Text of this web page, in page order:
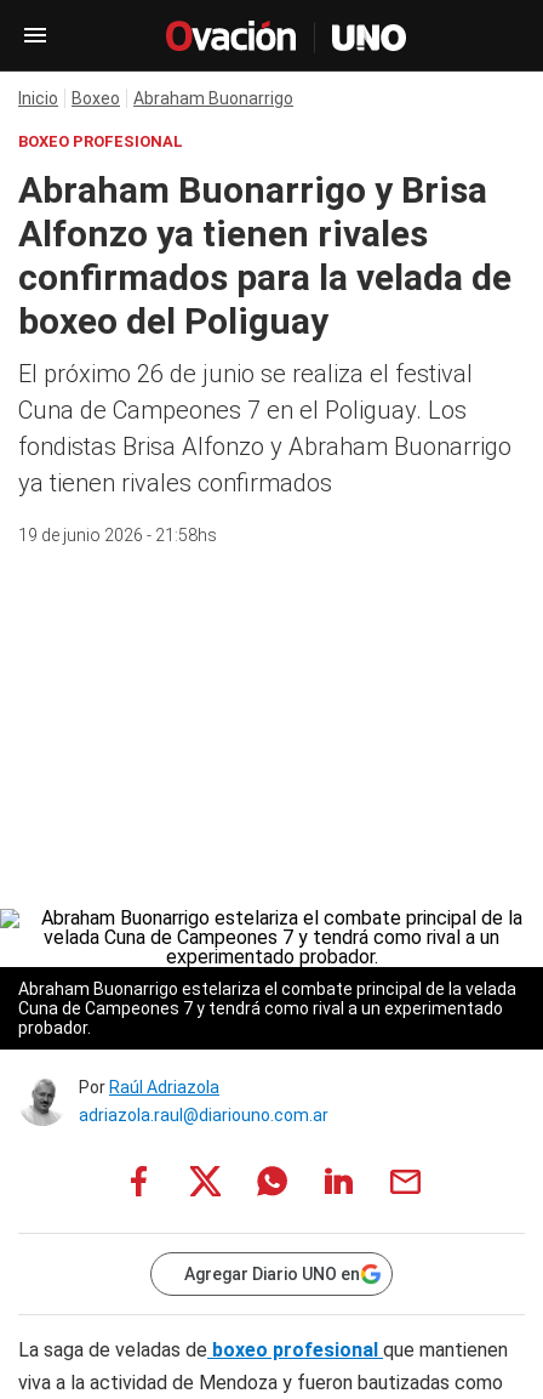
Inicio Boxeo Abraham Buonarrigo
BOXEO PROFESIONAL
Abraham Buonarrigo y Brisa
Alfonzo ya tienen rivales
confirmados para la velada de
boxeo del Poliguay
El próximo 26 de junio se realiza el festival
Cuna de Campeones 7 en el Poliguay. Los
fondistas Brisa Alfonzo y Abraham Buonarrigo
ya tienen rivales confirmados
19 de junio 2026 - 21:58hs
Abraham Buonarrigo estelariza el combate principal de la velada
Cuna de Campeones 7 y tendrá como rival a un experimentado
probador.
Por Raúl Adriazola
adriazola.raul@diariouno.com.ar
Agregar Diario UNO en
La saga de veladas de boxeo profesional que mantienen
viva a la actividad de Mendoza y fueron bautizadas como